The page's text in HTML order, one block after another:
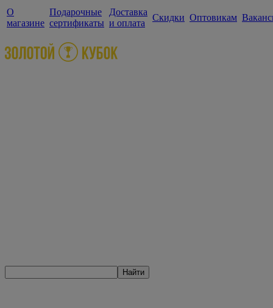
О
магазине
Подарочные
сертификаты
Доставка
и оплата
Скидки Оптовикам
Найти